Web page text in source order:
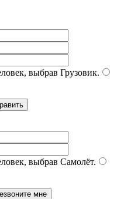
выбрав Грузовик.
выбрав Самолёт.